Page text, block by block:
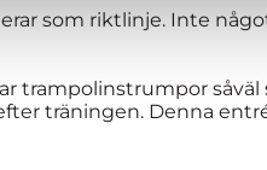
som riktlinje. Inte
trampolinstrumpor
träningen. Denna